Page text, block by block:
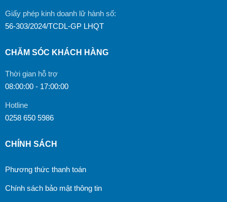
Giấy phép kinh doanh lữ hành số:
56-303/2024/TCDL-GP LHQT
CHĂM SÓC KHÁCH HÀNG
Thời gian hỗ trợ
08:00:00 - 17:00:00
Hotline
0258 650 5986
CHÍNH SÁCH
Phương thức thanh toán
Chính sách bảo mật thông tin